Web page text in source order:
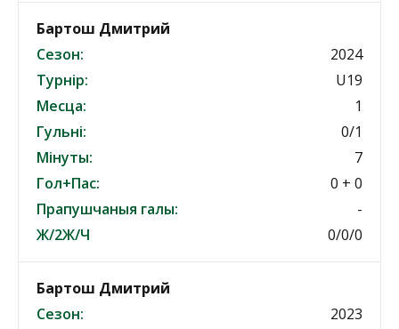
Бартош Дмитрий
Сезон:
2024
Турнір:
U19
Месца:
1
Гульні:
0/1
Мінуты:
7
Гол+Пас:
0 + 0
Прапушчаныя галы:
-
Ж/2Ж/Ч
0/0/0
Бартош Дмитрий
Сезон:
2023